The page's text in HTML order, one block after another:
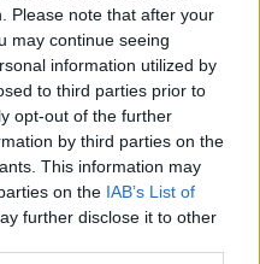
Please note that after your
may continue seeing
information utilized by
to third parties prior to
opt-out of the further
by third parties on the
This information may
on the IAB’s List of
further disclose it to other